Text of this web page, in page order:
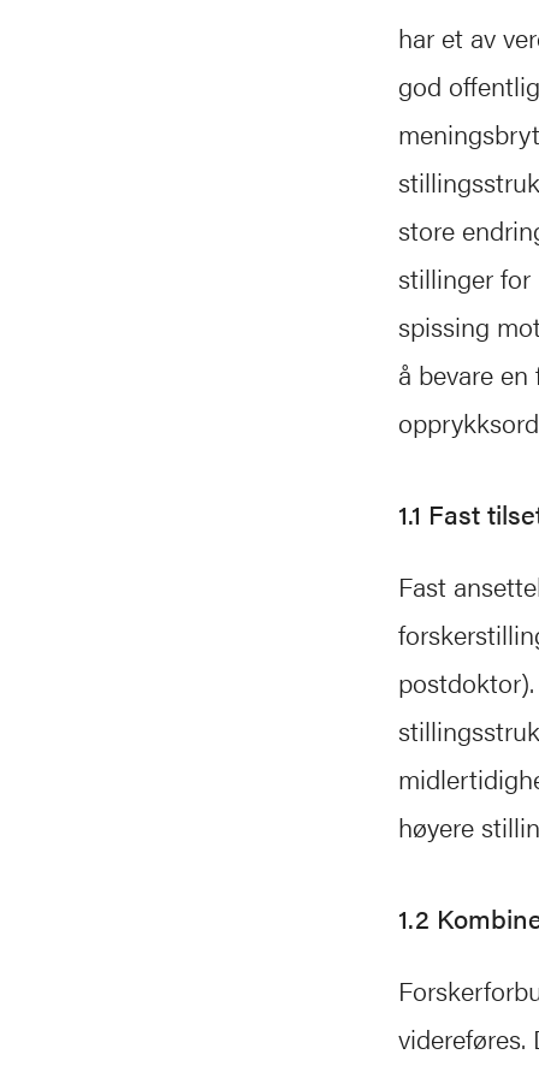
har et av
god
store
stillinger for
spissing
å bevare
1.1 Fast
Fast
høyere
1.2